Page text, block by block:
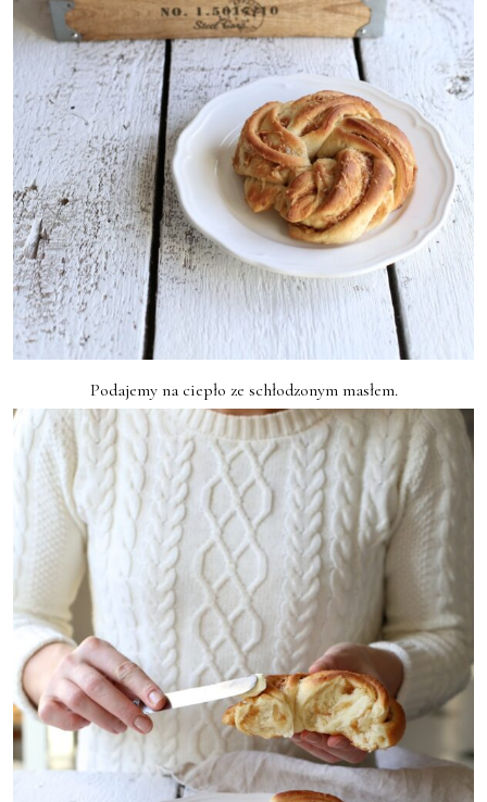
Podajemy na ciepło ze schłodzonym masłem.